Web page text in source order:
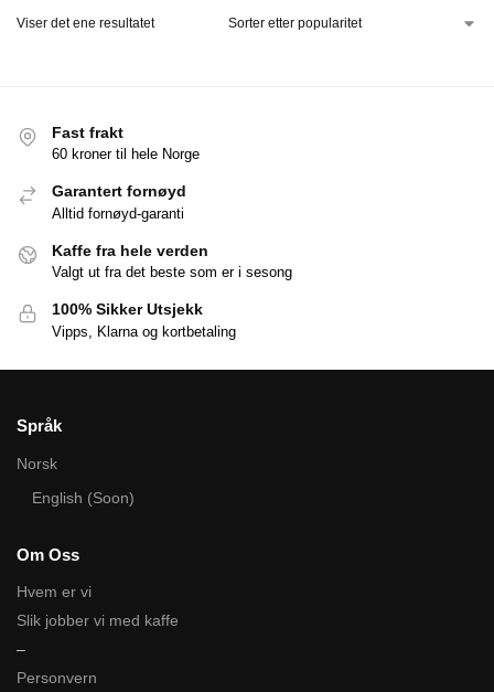
Viser det ene resultatet
Fast frakt
60 kroner til hele Norge
Garantert fornøyd
Alltid fornøyd-garanti
Kaffe fra hele verden
Valgt ut fra det beste som er i sesong
100% Sikker Utsjekk
Vipps, Klarna og kortbetaling
Språk
Norsk
English (Soon)
Om Oss
Hvem er vi
Slik jobber vi med kaffe
–
Personvern